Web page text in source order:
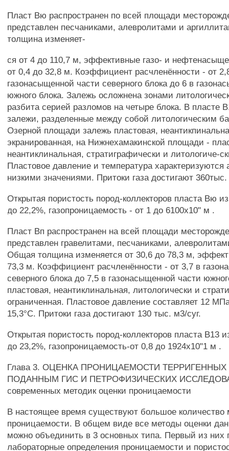
Пласт Вю распространен по всей площади
представлен песчаниками, алевролитами и
толщина изменяет-
ся от 4 до 110,7 м, эффективные газо- и
от 0,4 до 32,8 м. Коэффициент расчленённости - от
газонасыщенной части северного блока до 6 в
южного блока. Залежь осложнена зонами
разбита серией разломов на четыре блока. В пласте
залежи, разделенные между собой литологическим
Озерной площади залежь пластовая,
экранированная, на Нижнехамакинской площади -
неантиклинальная, стратиграфически и литологиче-
Пластовое давление и температура характеризуются
низкими значениями. Притоки газа достигают
Открытая пористость пород-коллекторов пласта Вю
до 22,2%, газопроницаемость - от 1 до 6100x10" м .
Пласт Вп распространен на всей площади
представлен гравелитами, песчаниками,
Общая толщина изменяется от 30,6 до 78,3 м,
73,3 м. Коэффициент расчленённости - от 3,7 в
северного блока до 7,5 в газонасыщенной части
пластовая, неантиклинальная, литологически и
ограниченная. Пластовое давление составляет 12
15,3°С. Притоки газа достигают 130 тыс. м3/суг.
Открытая пористость пород-коллекторов пласта В13
до 23,2%, газопроницаемость-от 0,8 до 1924x10"1 м .
Глава 3. ОЦЕНКА ПРОНИЦАЕМОСТИ
ПОДАННЫМ ГИС И ПЕТРОФИЗИЧЕСКИХ
современных методик оценки проницаемости
В настоящее время существуют большое количество
проницаемости. В общем виде все методы оценки
можно объединить в 3 основных типа. Первый из них
лабораторные определения проницаемости и